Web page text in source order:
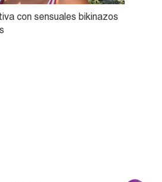
con sensuales bikinazos